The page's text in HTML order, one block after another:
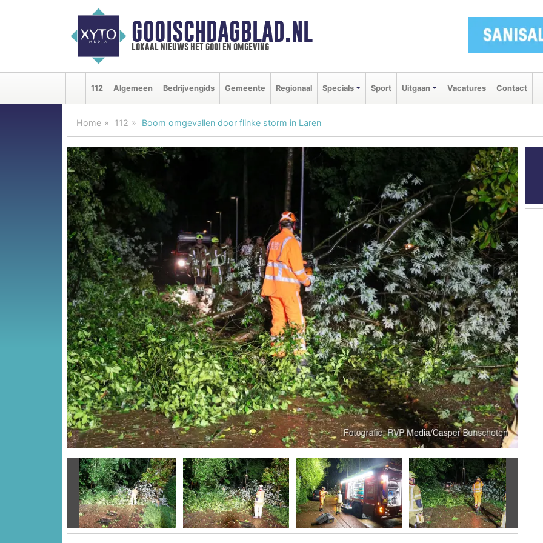
GOOISCHDAGBLAD.NL
lokaal nieuws het gooi en omgeving
112 Algemeen Bedrijvengids Gemeente Regionaal Specials Sport Uitgaan Vacatures Contact
Home 112 Boom omgevallen door flinke storm in Laren
Vorige